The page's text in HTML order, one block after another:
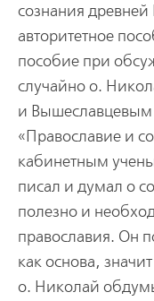
сознания
авторитетное
пособие при
случайно о.
и
«Православие и
кабинетным
писал и думал о
полезно и
православия. Он
как основа,
о. Николай